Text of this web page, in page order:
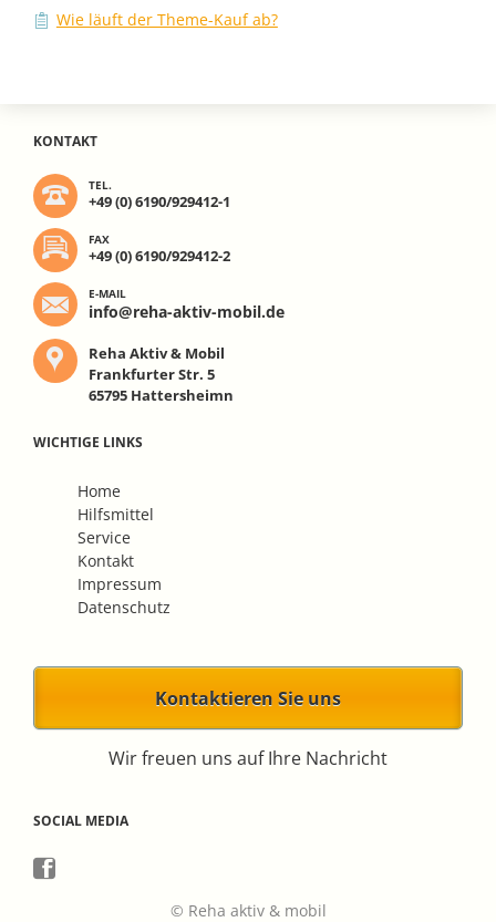
Wie läuft der Theme-Kauf ab?
KONTAKT
TEL.
+49 (0) 6190/929412-1
FAX
+49 (0) 6190/929412-2
E-MAIL
info@reha-aktiv-mobil.de
Reha Aktiv & Mobil
Frankfurter Str. 5
65795 Hattersheimn
WICHTIGE LINKS
Navigation
überspringen
Home
Hilfsmittel
Service
Kontakt
Impressum
Datenschutz
Kontaktieren Sie uns
Wir freuen uns auf Ihre Nachricht
SOCIAL MEDIA
© Reha aktiv & mobil